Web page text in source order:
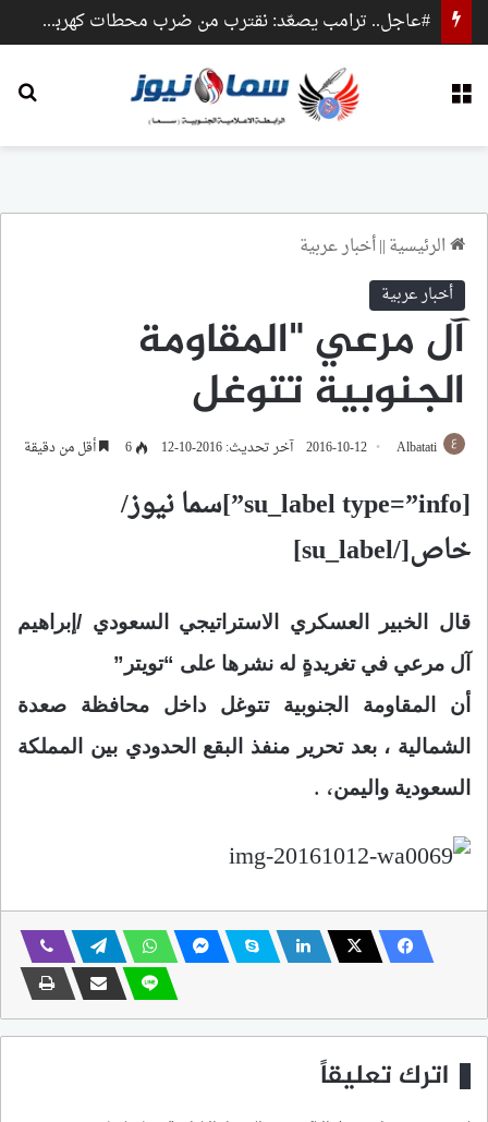
#عاجل.. ترامب يصعّد: نقترب من ضرب محطات كهرباء وجسور داخل إيران
الرئيسية||أخبار عربية
أخبار عربية
آل مرعي "المقاومة
الجنوبية تتوغل
Albatati
2016-10-12 آخر تحديث: 2016-10-12 6 أقل من دقيقة
[su_label type=”info”]سما نيوز/
خاص[/su_label]
قال الخبير العسكري الاستراتيجي السعودي /إبراهيم
آل مرعي في تغريدةٍ له نشرها على “تويتر”
أن المقاومة الجنوبية تتوغل داخل محافظة صعدة
الشمالية ، بعد تحرير منفذ البقع الحدودي بين المملكة
السعودية واليمن، .
اترك تعليقاً